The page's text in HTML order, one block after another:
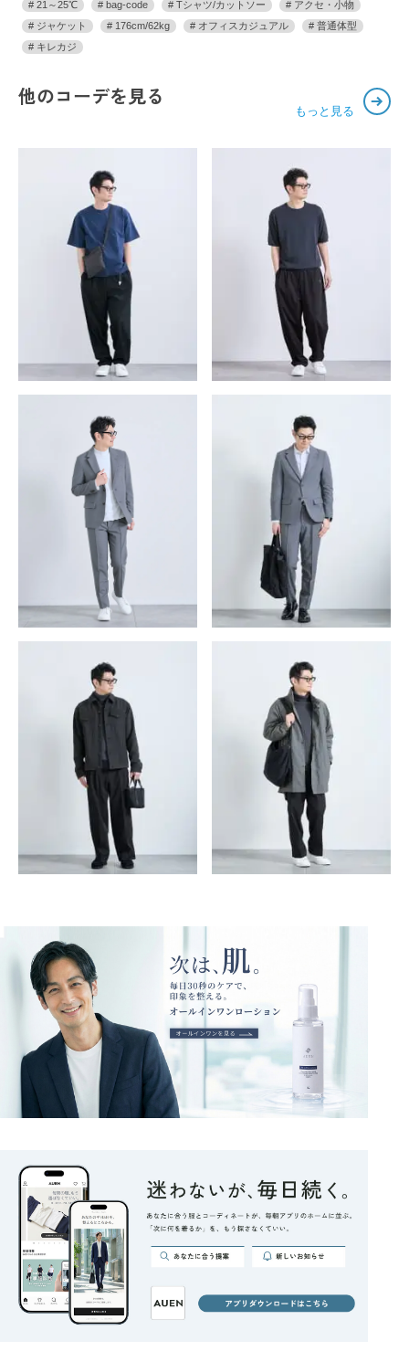
21～25℃ bag-code Tシャツ/カットソー
アクセ・小物
ジャケット
176cm/62kg オフィスカジュアル
普通体型
キレカジ
他のコーデを見る
もっと見る